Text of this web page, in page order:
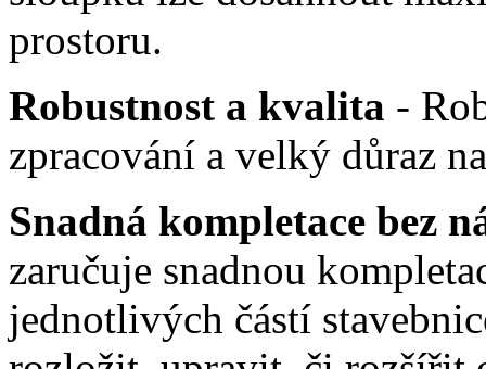
prostoru.
Robustnost a kvalita -
zpracování a velký důraz
Snadná kompletace bez
zaručuje snadnou
jednotlivých částí